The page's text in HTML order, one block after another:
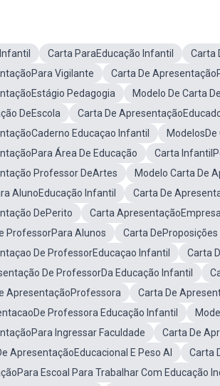
Carta ParaEducação Infantil
Carta
Vigilante
Carta De
Pedagogia
Modelo De Carta
DeEscola
Carta De
Educaçao Infantil
Área De Educação
Carta
Professor DeArtes
Modelo Carta De
AlunoEducação Infantil
Carta De
DePerito
Carta ApresentaçãoEmpresa
ProfessorPara Alunos
Carta
De ProfessorEducaçao Infantil
Carta
De ProfessorDa Educação Infantil
ApresentaçãoProfessora
Carta De
Professora Educação Infantil
Ingressar Faculdade
Carta De
ApresentaçãoEducacional E Peso Al
Carta
Escoal Para Trabalhar Com Educação